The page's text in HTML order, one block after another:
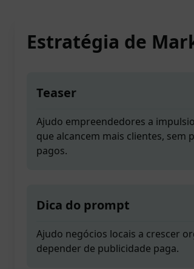
Estratégia de
Teaser
Ajudo empreendedores a
que alcancem mais clientes, sem
pagos.
Dica do prompt
Ajudo negócios locais a crescer
depender de publicidade paga.